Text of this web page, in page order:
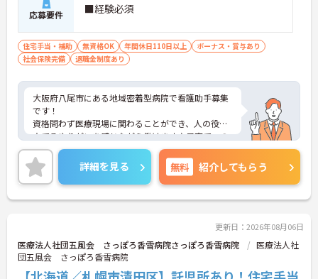
応募要件 ■経験必須
住宅手当・補助 無資格OK 年間休日110日以上
ボーナス・賞与あり
社会保険完備
退職金制度あり
大阪府八尾市にある地域密着型病院で看護助手募集
です！
資格問わず医療現場に関わることができ、人の役に
立てるやりがいを感じながら働けます♪子育てへの
配慮や休暇制度も整っており、長く安心して勤務し
やすい環境が整っております！
ご興味がございましたら、さらに詳細をお伝えいた
しますのでお気軽にお問い合わせください！
■ 働きやすさを大切にできる環境♪
プライベートも大切にしながら働ける体制が整って
詳細を見る 無料 紹介してもらう
更新日：2026年08月06日
医療法人社団五風会 さっぽろ香雪病院さっぽろ香雪病院
医療法人社
団五風会 さっぽろ香雪病院